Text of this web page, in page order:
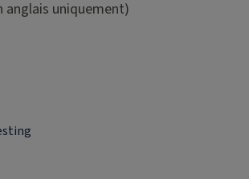
anglais uniquement)